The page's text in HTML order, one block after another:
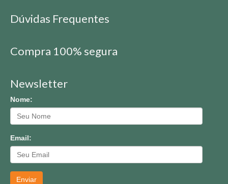
Dúvidas Frequentes
Compra 100% segura
Newsletter
Nome:
Email:
Enviar